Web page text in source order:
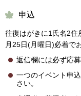
申込
往復はがきに1氏名2住
月25日(月曜日)必着で
返信欄には必ず応
一つのイベント申
さい。